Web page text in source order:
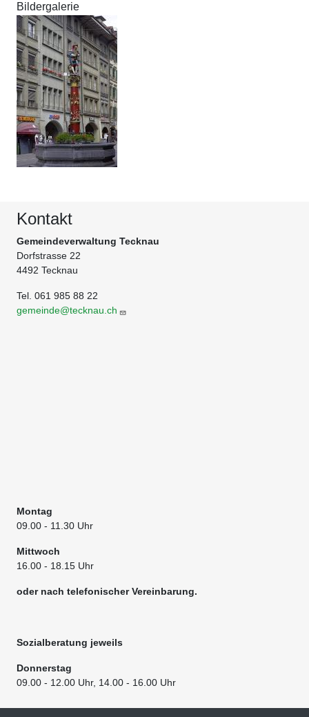
Bildergalerie
Kontakt
Gemeindeverwaltung Tecknau
Dorfstrasse 22
4492 Tecknau
Tel. 061 985 88 22
gemeinde@tecknau.ch
Montag
09.00- 11.30 Uhr
Mittwoch
16.00 - 18.15 Uhr
oder nach telefonischer Vereinbarung.
Sozialberatung jeweils
Donnerstag
09.00- 12.00 Uhr, 14.00 - 16.00 Uhr